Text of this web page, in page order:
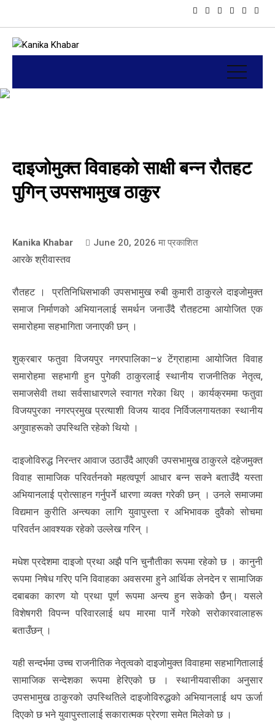
दाइजोमुक्त विवाहको साक्षी बन्न रौतहट
पुगिन् उपसभामुख ठाकुर
Kanika Khabar June 20, 2026 मा प्रकाशित
आरके श्रीवास्तव
रौतहट । प्रतिनिधिसभाकी उपसभामुख रुबी कुमारी ठाकुरले दाइजोमुक्त
समाज निर्माणको अभियानलाई समर्थन जनाउँदै रौतहटमा आयोजित एक
समारोहमा सहभागिता जनाएकी छन् ।
शुक्रबार फतुवा विजयपुर नगरपालिका–४ टेंग्राहामा आयोजित विवाह
समारोहमा सहभागी हुन पुगेकी ठाकुरलाई स्थानीय राजनीतिक नेतृत्व,
समाजसेवी तथा सर्वसाधारणले स्वागत गरेका थिए । कार्यक्रममा फतुवा
विजयपुरका नगरप्रमुख प्रत्याशी विजय यादव निर्विजलगायतका स्थानीय
अगुवाहरूको उपस्थिति रहेको थियो ।
दाइजोविरुद्ध निरन्तर आवाज उठाउँदै आएकी उपसभामुख ठाकुरले दहेजमुक्त
विवाह सामाजिक परिवर्तनको महत्वपूर्ण आधार बन्न सक्ने बताउँदै यस्ता
अभियानलाई प्रोत्साहन गर्नुपर्ने धारणा व्यक्त गरेकी छन् । उनले समाजमा
विद्यमान कुरीति अन्त्यका लागि युवापुस्ता र अभिभावक दुवैको सोचमा
परिवर्तन आवश्यक रहेको उल्लेख गरिन् ।
मधेश प्रदेशमा दाइजो प्रथा अझै पनि चुनौतीका रूपमा रहेको छ । कानुनी
रूपमा निषेध गरिए पनि विवाहका अवसरमा हुने आर्थिक लेनदेन र सामाजिक
दबाबका कारण यो प्रथा पूर्ण रूपमा अन्त्य हुन सकेको छैन्। यसले
विशेषगरी विपन्न परिवारलाई थप मारमा पार्ने गरेको सरोकारवालाहरू
बताउँछन् ।
यही सन्दर्भमा उच्च राजनीतिक नेतृत्वको दाइजोमुक्त विवाहमा सहभागितालाई
सामाजिक सन्देशका रूपमा हेरिएको छ । स्थानीयवासीका अनुसार
उपसभामुख ठाकुरको उपस्थितिले दाइजोविरुद्धको अभियानलाई थप ऊर्जा
दिएको छ भने युवापुस्तालाई सकारात्मक प्रेरणा समेत मिलेको छ ।